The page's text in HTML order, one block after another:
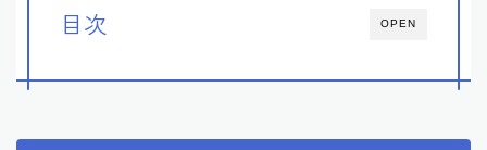
OPEN
目次